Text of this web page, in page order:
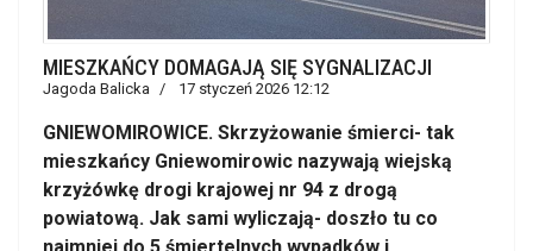
MIESZKAŃCY DOMAGAJĄ SIĘ SYGNALIZACJI
Jagoda Balicka 17 styczeń 2026 12:12
GNIEWOMIROWICE. Skrzyżowanie śmierci- tak
mieszkańcy Gniewomirowic nazywają wiejską
krzyżówkę drogi krajowej nr 94 z drogą
powiatową. Jak sami wyliczają- doszło tu co